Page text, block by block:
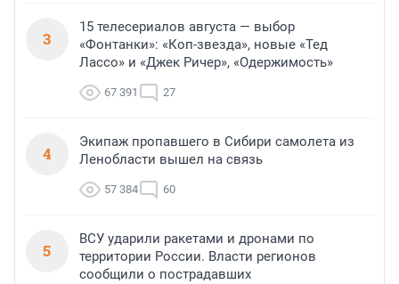
3
15 телесериалов августа — выбор
«Фонтанки»: «Коп-звезда», новые «Тед
Лассо» и «Джек Ричер», «Одержимость»
67 391 27
4
Экипаж пропавшего в Сибири самолета из
Ленобласти вышел на связь
57 384 60
5
ВСУ ударили ракетами и дронами по
территории России. Власти регионов
сообщили о пострадавших